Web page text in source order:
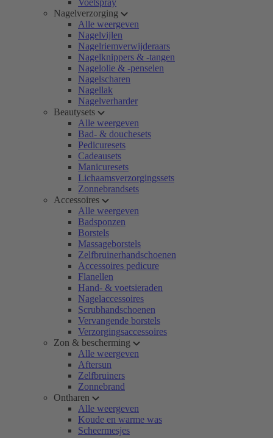
Voetspray
Nagelverzorging
Alle weergeven
Nagelvijlen
Nagelriemverwijderaars
Nagelknippers & -tangen
Nagelolie & -penselen
Nagelscharen
Nagellak
Nagelverharder
Beautysets
Alle weergeven
Bad- & douchesets
Pedicuresets
Cadeausets
Manicuresets
Lichaamsverzorgingssets
Zonnebrandsets
Accessoires
Alle weergeven
Badsponzen
Borstels
Massageborstels
Zelfbruinerhandschoenen
Accessoires pedicure
Flanellen
Hand- & voetsieraden
Nagelaccessoires
Scrubhandschoenen
Vervangende borstels
Verzorgingsaccessoires
Zon & bescherming
Alle weergeven
Aftersun
Zelfbruiners
Zonnebrand
Ontharen
Alle weergeven
Koude en warme was
Scheermesjes